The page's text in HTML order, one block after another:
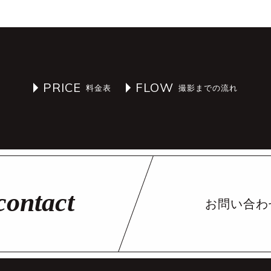
PRICE FLOW
お問い合